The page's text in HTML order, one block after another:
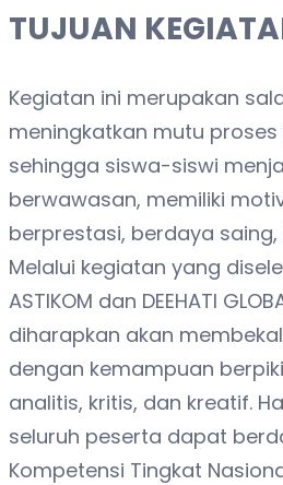
TUJUAN
Kegiatan ini merupakan
meningkatkan mutu
sehingga siswa-siswi
berwawasan, memiliki
berprestasi, berdaya
Melalui kegiatan yang
ASTIKOM dan DEEHATI
diharapkan akan
dengan kemampuan
analitis, kritis, dan kreatif.
seluruh peserta dapat
Kompetensi Tingkat